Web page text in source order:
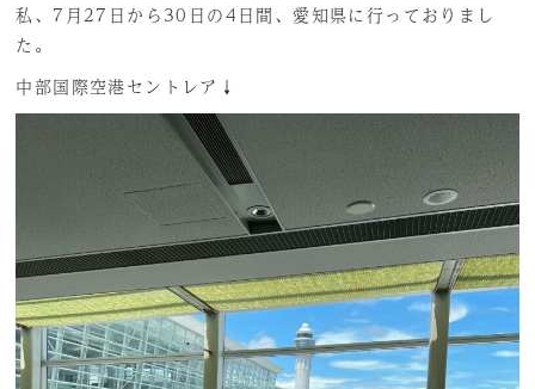
私、7月27日から30日の4日間、愛知県に行っておりまし
た。
中部国際空港セントレア↓